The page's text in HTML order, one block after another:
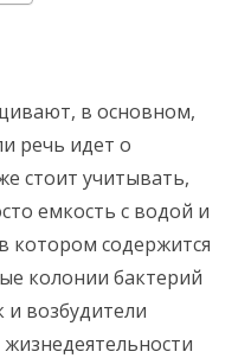
в основном,
речь идет о
стоит учитывать,
емкость с водой и
котором содержится
колонии бактерий
и возбудители